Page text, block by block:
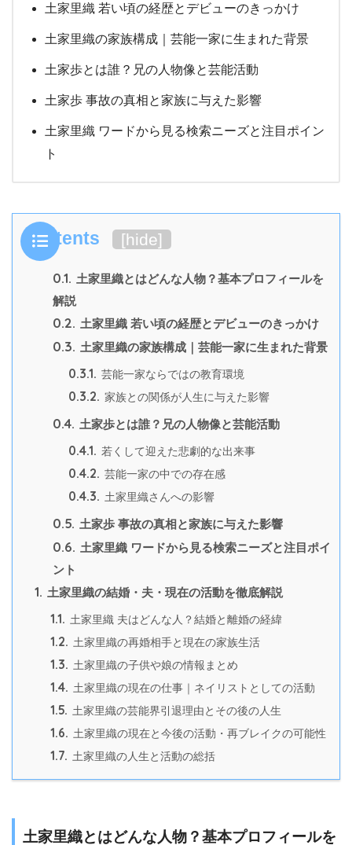
土家里織 若い頃の経歴とデビューのきっかけ
土家里織の家族構成｜芸能一家に生まれた背景
土家歩とは誰？兄の人物像と芸能活動
土家歩 事故の真相と家族に与えた影響
土家里織 ワードから見る検索ニーズと注目ポイン
ト
Contents [hide]
0.1. 土家里織とはどんな人物？基本プロフィールを
解説
0.2. 土家里織 若い頃の経歴とデビューのきっかけ
0.3. 土家里織の家族構成｜芸能一家に生まれた背景
0.3.1. 芸能一家ならではの教育環境
0.3.2. 家族との関係が人生に与えた影響
0.4. 土家歩とは誰？兄の人物像と芸能活動
0.4.1. 若くして迎えた悲劇的な出来事
0.4.2. 芸能一家の中での存在感
0.4.3. 土家里織さんへの影響
0.5. 土家歩 事故の真相と家族に与えた影響
0.6. 土家里織 ワードから見る検索ニーズと注目ポイ
ント
1. 土家里織の結婚・夫・現在の活動を徹底解説
1.1. 土家里織 夫はどんな人？結婚と離婚の経緯
1.2. 土家里織の再婚相手と現在の家族生活
1.3. 土家里織の子供や娘の情報まとめ
1.4. 土家里織の現在の仕事｜ネイリストとしての活動
1.5. 土家里織の芸能界引退理由とその後の人生
1.6. 土家里織の現在と今後の活動・再ブレイクの可能性
1.7. 土家里織の人生と活動の総括
土家里織とはどんな人物？基本プロフィールを